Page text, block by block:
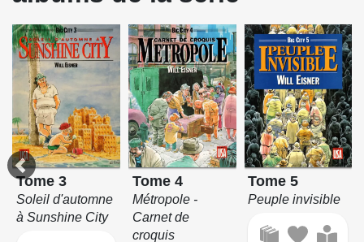
Tome 3
Soleil d'automne
à Sunshine City
Tome 4
Métropole -
Carnet de
croquis
Tome 5
Peuple invisible